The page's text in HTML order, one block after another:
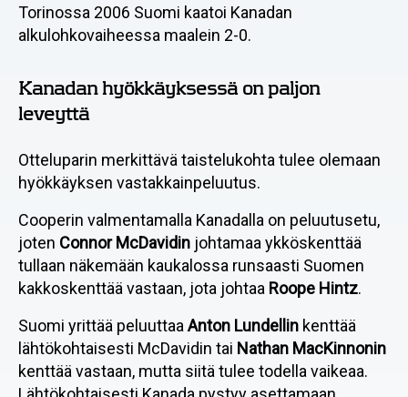
Torinossa 2006 Suomi kaatoi Kanadan
alkulohkovaiheessa maalein 2-0.
Kanadan hyökkäyksessä on paljon
leveyttä
Otteluparin merkittävä taistelukohta tulee olemaan
hyökkäyksen vastakkainpeluutus.
Cooperin valmentamalla Kanadalla on peluutusetu,
joten Connor McDavidin johtamaa ykköskenttää
tullaan näkemään kaukalossa runsaasti Suomen
kakkoskenttää vastaan, jota johtaa Roope Hintz.
Suomi yrittää peluuttaa Anton Lundellin kenttää
lähtökohtaisesti McDavidin tai Nathan MacKinnonin
kenttää vastaan, mutta siitä tulee todella vaikeaa.